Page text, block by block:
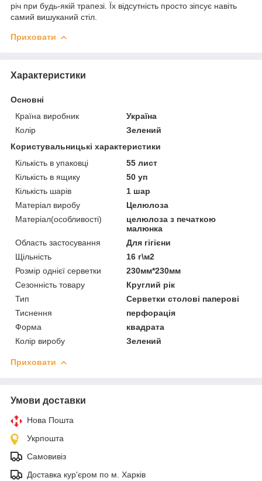
річ при будь-якій трапезі. Їх відсутність просто зіпсує навіть
самий вишуканий стіл.
Приховати
Характеристики
Основні
Країна виробник
Україна
Колір
Зелений
Користувальницькі характеристики
Кількість в упаковці
55 лист
Кількість в ящику
50 уп
Кількість шарів
1 шар
Матеріал виробу
Целюлоза
Матеріал(особливості)
целюлоза з печаткою
малюнка
Область застосування
Для гігієни
Щільність
16 г\м2
Розмір однієї серветки
230мм*230мм
Сезонність товару
Круглий рік
Тип
Серветки столові паперові
Тиснення
перфорація
Форма
квадрата
Колір виробу
Зелений
Приховати
Умови доставки
Нова Пошта
Укрпошта
Самовивіз
Доставка кур'єром по м. Харків